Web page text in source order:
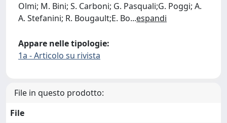
Olmi; M. Bini; S. Carboni; G. Pasquali;G. Poggi; A.
A. Stefanini; R. Bougault;E. Bo...espandi
Appare nelle tipologie:
1a - Articolo su rivista
File in questo prodotto:
File